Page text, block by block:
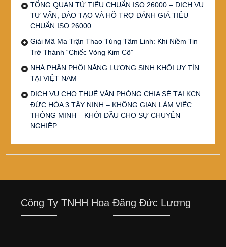
TỔNG QUAN TỪ TIÊU CHUẨN ISO 26000 – DỊCH VỤ
TƯ VẤN, ĐÀO TẠO VÀ HỖ TRỢ ĐÁNH GIÁ TIÊU
CHUẨN ISO 26000
Giải Mã Ma Trận Thao Túng Tâm Linh: Khi Niềm Tin
Trở Thành “Chiếc Vòng Kim Cô”
NHÀ PHÂN PHỐI NĂNG LƯỢNG SINH KHỐI UY TÍN
TẠI VIỆT NAM
DỊCH VỤ CHO THUÊ VĂN PHÒNG CHIA SẺ TẠI KCN
ĐỨC HÒA 3 TÂY NINH – KHÔNG GIAN LÀM VIỆC
THÔNG MINH – KHỞI ĐẦU CHO SỰ CHUYÊN
NGHIỆP
Công Ty TNHH Hoa Đăng Đức Lương